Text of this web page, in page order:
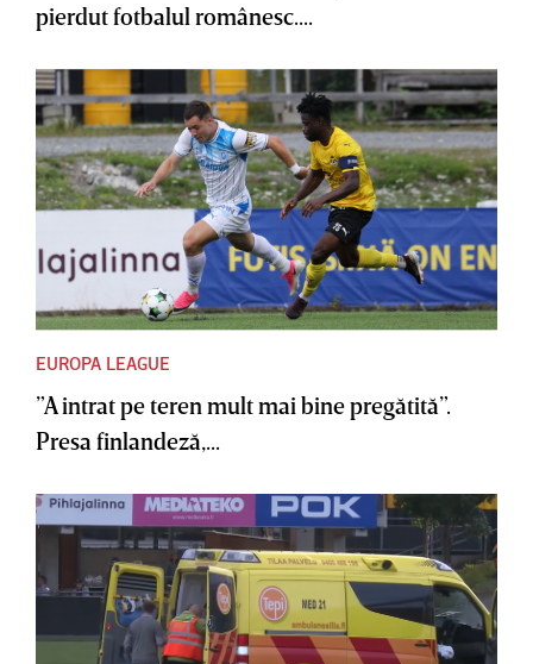
pierdut fotbalul românesc....
EUROPA LEAGUE
”A intrat pe teren mult mai bine pregătită”.
Presa finlandeză,...